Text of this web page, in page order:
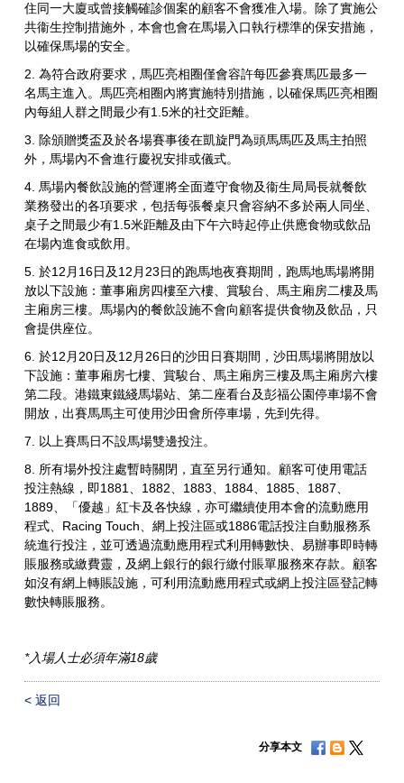
住同一大廈或曾接觸確診個案的顧客不會獲准入場。除了實施公
共衞生控制措施外，本會也會在馬場入口執行標準的保安措施，
以確保馬場的安全。
2. 為符合政府要求，馬匹亮相圈僅會容許每匹參賽馬匹最多一
名馬主進入。馬匹亮相圈內將實施特別措施，以確保馬匹亮相圈
內每組人群之間最少有1.5米的社交距離。
3. 除頒贈獎盃及於各場賽事後在凱旋門為頭馬馬匹及馬主拍照
外，馬場內不會進行慶祝安排或儀式。
4. 馬場內餐飲設施的營運將全面遵守食物及衞生局局長就餐飲
業務發出的各項要求，包括每張餐桌只會容納不多於兩人同坐、
桌子之間最少有1.5米距離及由下午六時起停止供應食物或飲品
在場內進食或飲用。
5. 於12月16日及12月23日的跑馬地夜賽期間，跑馬地馬場將開
放以下設施：董事廂房四樓至六樓、賞駿台、馬主廂房二樓及馬
主廂房三樓。馬場內的餐飲設施不會向顧客提供食物及飲品，只
會提供座位。
6. 於12月20日及12月26日的沙田日賽期間，沙田馬場將開放以
下設施：董事廂房七樓、賞駿台、馬主廂房三樓及馬主廂房六樓
第二段。港鐵東鐵綫馬場站、第二座看台及彭福公園停車場不會
開放，出賽馬馬主可使用沙田會所停車場，先到先得。
7. 以上賽馬日不設馬場雙邊投注。
8. 所有場外投注處暫時關閉，直至另行通知。顧客可使用電話
投注熱線，即1881、1882、1883、1884、1885、1887、
1889、「優越」紅卡及各快線，亦可繼續使用本會的流動應用
程式、Racing Touch、網上投注區或1886電話投注自動服務系
統進行投注，並可透過流動應用程式利用轉數快、易辦事即時轉
賬服務或繳費靈，及網上銀行的銀行繳付賬單服務來存款。顧客
如沒有網上轉賬設施，可利用流動應用程式或網上投注區登記轉
數快轉賬服務。
*入場人士必須年滿18歲
< 返回
分享本文